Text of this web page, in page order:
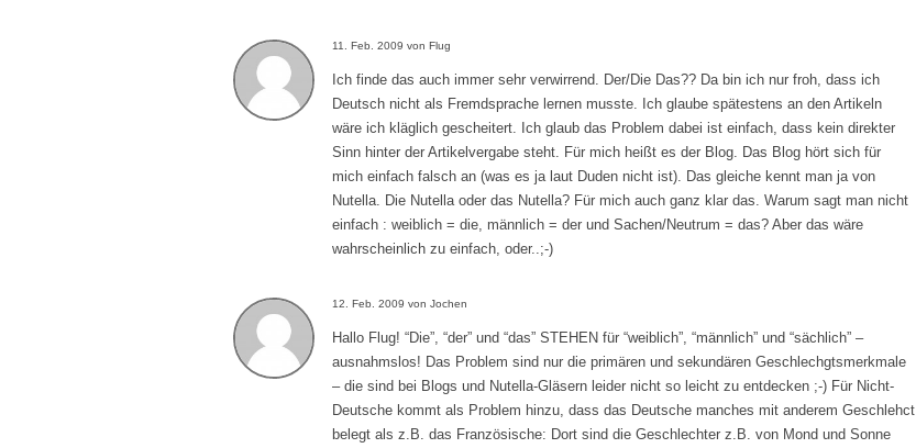
11. Feb. 2009 von Flug
Ich finde das auch immer sehr verwirrend. Der/Die Das?? Da bin ich nur froh, dass ich
Deutsch nicht als Fremdsprache lernen musste. Ich glaube spätestens an den Artikeln
wäre ich kläglich gescheitert. Ich glaub das Problem dabei ist einfach, dass kein direkter
Sinn hinter der Artikelvergabe steht. Für mich heißt es der Blog. Das Blog hört sich für
mich einfach falsch an (was es ja laut Duden nicht ist). Das gleiche kennt man ja von
Nutella. Die Nutella oder das Nutella? Für mich auch ganz klar das. Warum sagt man nicht
einfach : weiblich = die, männlich = der und Sachen/Neutrum = das? Aber das wäre
wahrscheinlich zu einfach, oder..;-)
12. Feb. 2009 von Jochen
Hallo Flug! “Die”, “der” und “das” STEHEN für “weiblich”, “männlich” und “sächlich” –
ausnahmslos! Das Problem sind nur die primären und sekundären Geschlechgtsmerkmale
– die sind bei Blogs und Nutella-Gläsern leider nicht so leicht zu entdecken ;-) Für Nicht-
Deutsche kommt als Problem hinzu, dass das Deutsche manches mit anderem Geschlehct
belegt als z.B. das Französische: Dort sind die Geschlechter z.B. von Mond und Sonne